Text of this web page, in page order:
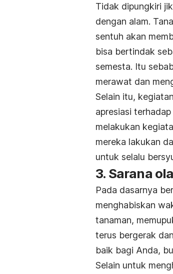
Tidak dipungkiri
dengan alam.
sentuh akan
bisa bertindak
semesta. Itu
merawat dan
Selain itu,
apresiasi
melakukan
mereka lakukan
untuk selalu
3. Sarana
Pada dasarnya
menghabiskan
tanaman,
terus bergerak
baik bagi Anda,
Selain untuk